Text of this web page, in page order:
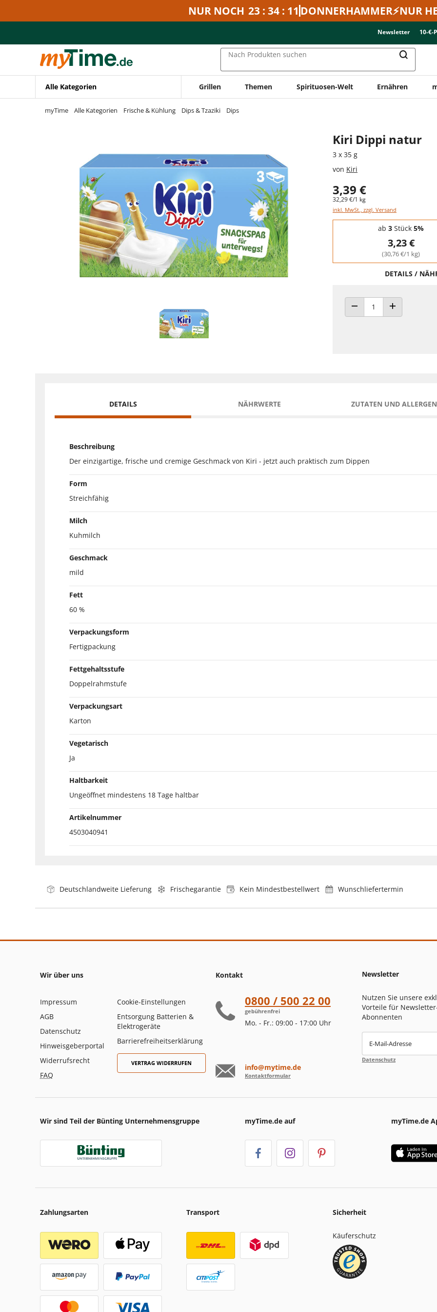
Zur Navigation springen
NUR NOCH 23 : 34 : 11 DONNERHAMMER⚡NUR
Newsletter 10-€-
Nach Produkten suchen
Alle Kategorien Grillen Themen Spirituosen-Welt Ernähren
myTime Alle Kategorien Frische & Kühlung Dips & Tzaziki Dips
Kiri Dippi natur
3 x 35 g
von Kiri
3,39 €
32,29 €/1 kg
inkl. MwSt., zzgl. Versand
Staffelpreise - Mengenrabatt
ab 3 Stück 5%
3,23 €
(30,76 €/1 kg)
DETAILS /
ANZAHL VERRINGERN
ANZAHL
DETAILS NÄHRWERTE ZUTATEN UND
Beschreibung
Der einzigartige, frische und cremige Geschmack von Kiri - jetzt auch praktisch zum Dippen
Form
Streichfähig
Milch
Kuhmilch
Geschmack
mild
Fett
60 %
Verpackungsform
Fertigpackung
Fettgehaltsstufe
Doppelrahmstufe
Verpackungsart
Karton
Vegetarisch
Ja
Haltbarkeit
Ungeöffnet mindestens 18 Tage haltbar
Artikelnummer
4503040941
Deutschlandweite Lieferung Frischegarantie Kein Mindestbestellwert Wunschliefertermin
Wir über uns
Impressum
AGB
Datenschutz
Hinweisgeberportal
Widerrufsrecht
FAQ
Cookie-Einstellungen
Entsorgung Batterien &
Elektrogeräte
Barrierefreiheitserklärung
VERTRAG WIDERRUFEN
Kontakt
0800 / 500 22 00
gebührenfrei
Mo. - Fr.: 09:00 - 17:00 Uhr
info@mytime.de
Kontaktformular
Newsletter
Nutzen Sie unsere
Vorteile für
Abonnenten
E-Mail-Adresse
Datenschutz
Wir sind Teil der Bünting Unternehmensgruppe myTime.de auf myTime.de
Zahlungsarten Transport Sicherheit
Käuferschutz